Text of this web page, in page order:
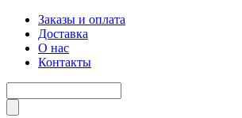
Заказы и оплата
Доставка
О нас
Контакты